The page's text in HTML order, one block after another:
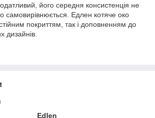
його середня консистенція не
самовирівнюється. Едлен котяче око
покриттям, так і доповненням до
дизайнів.
Edlen